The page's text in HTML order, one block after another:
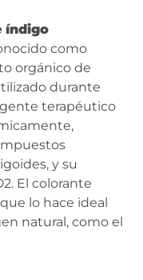
índigo
como
orgánico de
durante
terapéutico
y su
El colorante
lo hace ideal
natural, como el